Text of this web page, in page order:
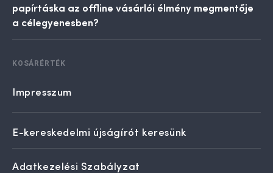
papírtáska az offline vásárlói élmény megmentője
a célegyenesben?
KOSÁRÉRTÉK
Impresszum
E-kereskedelmi újságírót keresünk
Adatkezelési Szabályzat